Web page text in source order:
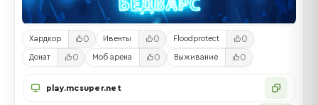
Хардкор 0 Ивенты 0 Floodprotect 0
Донат 0 Моб арена 0 Выживание 0
play.mcsuper.net